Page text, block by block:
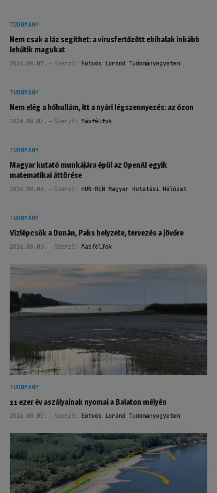
TUDOMÁNY
Nem csak a láz segíthet: a vírusfertőzött ebihalak inkább
lehűtik magukat
2026.08.07. Szerző: Eötvös Loránd Tudományegyetem
TUDOMÁNY
Nem elég a hőhullám, itt a nyári légszennyezés: az ózon
2026.08.07. Szerző: Másfélfok
TUDOMÁNY
Magyar kutató munkájára épül az OpenAI egyik
matematikai áttörése
2026.08.06. Szerző: HUN-REN Magyar Kutatási Hálózat
TUDOMÁNY
Vízlépcsők a Dunán, Paks helyzete, tervezés a jövőre
2026.08.06. Szerző: Másfélfok
TUDOMÁNY
11 ezer év aszályainak nyomai a Balaton mélyén
2026.08.05. Szerző: Eötvös Loránd Tudományegyetem